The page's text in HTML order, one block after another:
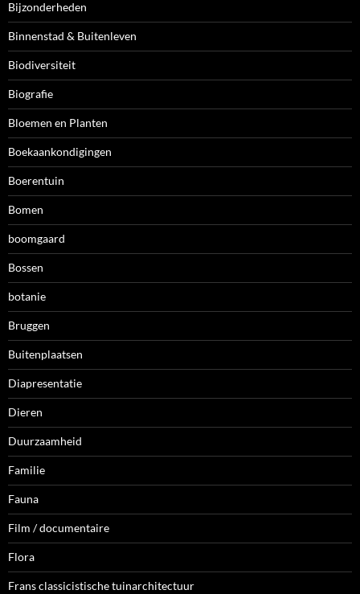
Bijzonderheden
Binnenstad & Buitenleven
Biodiversiteit
Biografie
Bloemen en Planten
Boekaankondigingen
Boerentuin
Bomen
boomgaard
Bossen
botanie
Bruggen
Buitenplaatsen
Diapresentatie
Dieren
Duurzaamheid
Familie
Fauna
Film / documentaire
Flora
Frans classicistische tuinarchitectuur